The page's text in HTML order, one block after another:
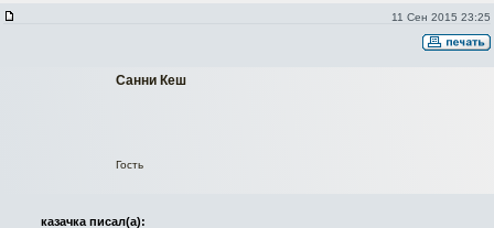
11 Сен 2015 23:25
Санни Кеш
Гость
казачка писал(а):